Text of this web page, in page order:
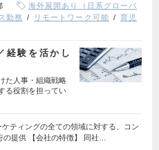
海外展開あり（日系グローバ
勤務 リモートワーク可能
育児
経験を活かし
た人事・組織戦略
る役割を担ってい
ケティングの全ての領域に対する、コン
提供 【会社の特徴】 同社…